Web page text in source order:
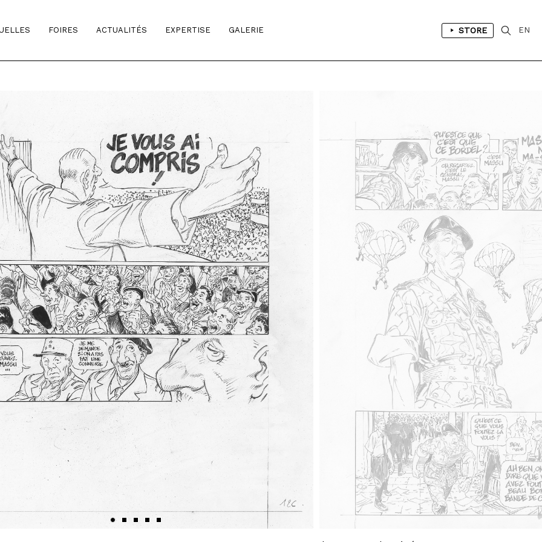
FOIRES ACTUALITÉS EXPERTISE GALERIE STORE EN